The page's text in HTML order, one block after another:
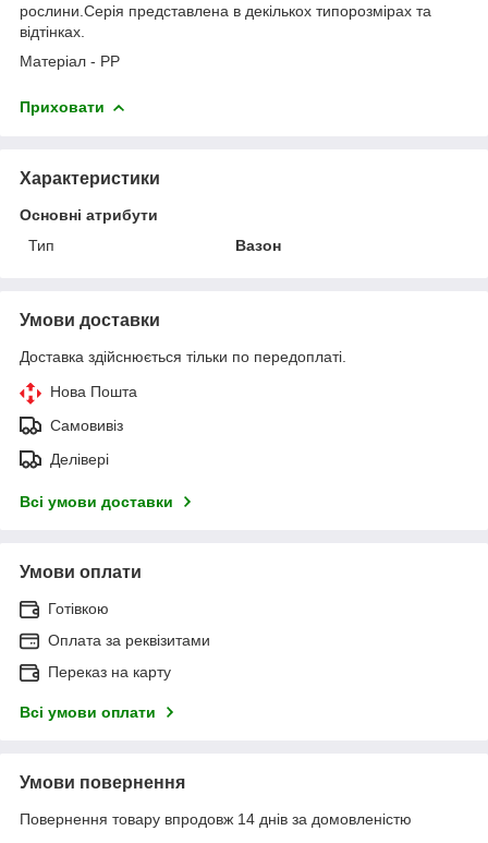
рослини.Серія представлена в декількох типорозмірах та
відтінках.
Матеріал - PP
Приховати
Характеристики
Основні атрибути
Тип
Вазон
Умови доставки
Доставка здійснюється тільки по передоплаті.
Нова Пошта
Самовивіз
Делівері
Всі умови доставки
Умови оплати
Готівкою
Оплата за реквізитами
Переказ на карту
Всі умови оплати
Умови повернення
Повернення товару впродовж 14 днів за домовленістю